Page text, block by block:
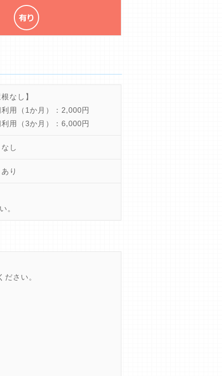
なし】
用（1か月）：2,000円
用（3か月）：6,000円
し
り
。
さい。